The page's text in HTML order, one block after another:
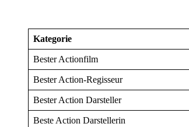
Kategorie
Bester Actionfilm
Bester Action-Regisseur
Bester Action Darsteller
Beste Action Darstellerin